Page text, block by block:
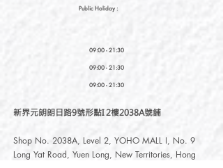
Public Holiday :
09:00 - 21:30
09:00 - 21:30
09:00 - 21:30
新界元朗朗日路9號形點I 2樓2038A號舖
Shop No. 2038A, Level 2, YOHO MALL I, No. 9
Long Yat Road, Yuen Long, New Territories, Hong